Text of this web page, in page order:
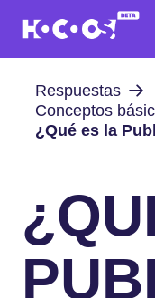
Respuestas
Conceptos
¿Qué es la